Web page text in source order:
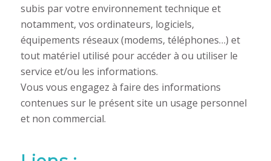
subis par votre environnement technique et
notamment, vos ordinateurs, logiciels,
équipements réseaux (modems, téléphones…) et
tout matériel utilisé pour accéder à ou utiliser le
service et/ou les informations.
Vous vous engagez à faire des informations
contenues sur le présent site un usage personnel
et non commercial.